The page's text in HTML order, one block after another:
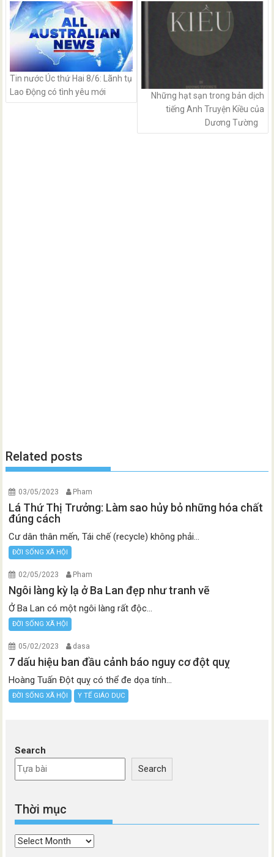
navigation
Tin nước Úc thứ Hai 8/6: Lãnh tụ
Lao Động có tình yêu mới
Những hạt sạn trong bản dịch
tiếng Anh Truyện Kiều của
Dương Tường
Related posts
03/05/2023 Pham
Lá Thứ Thị Trưởng: Làm sao hủy bỏ những hóa chất
đúng cách
Cư dân thân mến, Tái chế (recycle) không phải...
ĐỜI SỐNG XÃ HỘI
02/05/2023 Pham
Ngôi làng kỳ lạ ở Ba Lan đẹp như tranh vẽ
Ở Ba Lan có một ngôi làng rất độc...
ĐỜI SỐNG XÃ HỘI
05/02/2023 dasa
7 dấu hiệu ban đầu cảnh báo nguy cơ đột quỵ
Hoàng Tuấn Đột quỵ có thể đe dọa tính...
ĐỜI SỐNG XÃ HỘI Y TẾ GIÁO DỤC
Search
Search
Thời mục
Thời